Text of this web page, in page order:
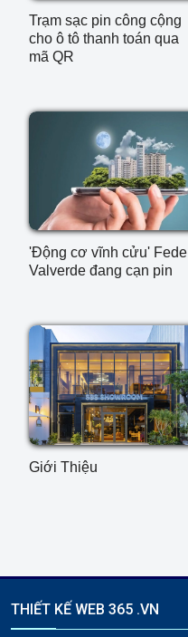
Trạm sạc pin công cộng
cho ô tô thanh toán qua
mã QR
'Động cơ vĩnh cửu' Fede
Valverde đang cạn pin
Giới Thiệu
THIẾT KẾ WEB 365 .VN